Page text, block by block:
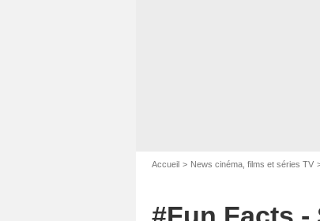
Accueil News cinéma, films et séries TV